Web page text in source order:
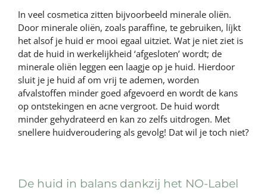
In veel cosmetica zitten bijvoorbeeld minerale oliën.
Door minerale oliën, zoals paraffine, te gebruiken, líjkt
het alsof je huid er mooi egaal uitziet. Wat je niet ziet is
dat de huid in werkelijkheid ‘afgesloten’ wordt; de
minerale oliën leggen een laagje op je huid. Hierdoor
sluit je je huid af om vrij te ademen, worden
afvalstoffen minder goed afgevoerd en wordt de kans
op ontstekingen en acne vergroot. De huid wordt
minder gehydrateerd en kan zo zelfs uitdrogen. Met
snellere huidveroudering als gevolg! Dat wil je toch niet?
De huid in balans dankzij het NO-Label